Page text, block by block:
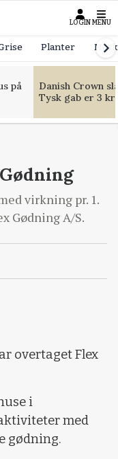
LOGIN MENU
Planter
på
Danish Crown
Tysk gab er 3
virkning pr. 1.
Gødning A/S.
overtaget Flex
i
med
gødning.